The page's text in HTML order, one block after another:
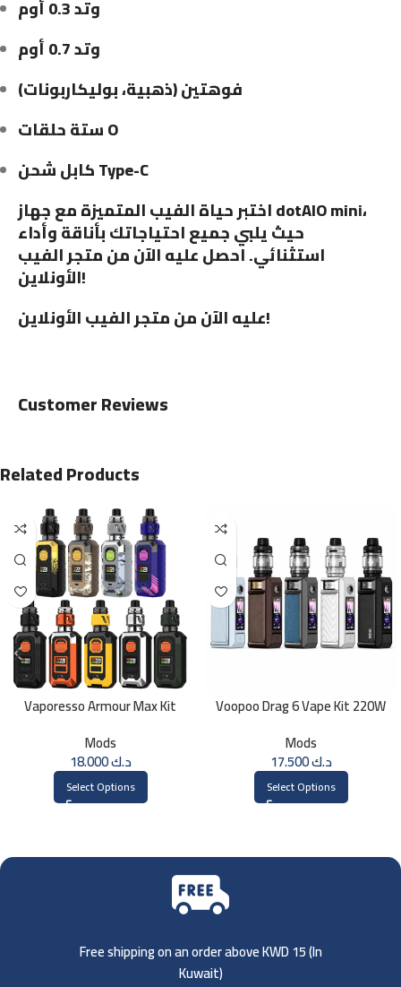
وتد 0.3 أوم
وتد 0.7 أوم
فوهتين (ذهبية، بوليكاربونات)
ستة حلقات O
كابل شحن Type-C
اختبر حياة الفيب المتميزة مع جهاز dotAIO mini،
حيث يلبي جميع احتياجاتك بأناقة وأداء
استثنائي. احصل عليه الآن من متجر الفيب
الأونلاين!
عليه الآن من متجر الفيب الأونلاين!
Customer Reviews
Related Products
Vaporesso Armour Max Kit
Mods
د.ك18.000
Select Options
Voopoo Drag 6 Vape Kit 220W
Mods
د.ك17.500
Select Options
Free shipping on an order above KWD 15 (In
Kuwait)